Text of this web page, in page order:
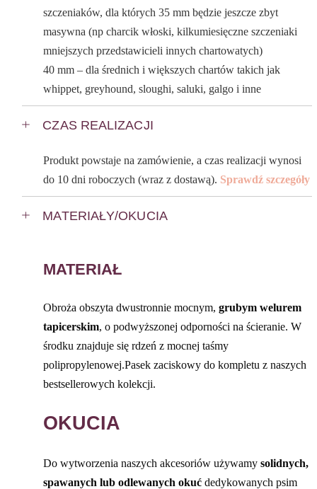
szczeniaków, dla których 35 mm będzie jeszcze zbyt
masywna (np charcik włoski, kilkumiesięczne szczeniaki
mniejszych przedstawicieli innych chartowatych)
40 mm – dla średnich i większych chartów takich jak
whippet, greyhound, sloughi, saluki, galgo i inne
CZAS REALIZACJI
Produkt powstaje na zamówienie, a czas realizacji wynosi
do 10 dni roboczych (wraz z dostawą). Sprawdź szczegóły
MATERIAŁY/OKUCIA
MATERIAŁ
Obroża obszyta dwustronnie mocnym, grubym welurem
tapicerskim, o podwyższonej odporności na ścieranie. W
środku znajduje się rdzeń z mocnej taśmy
polipropylenowej.Pasek zaciskowy do kompletu z naszych
bestsellerowych kolekcji.
OKUCIA
Do wytworzenia naszych akcesoriów używamysolidnych,
spawanych lub odlewanych okuć dedykowanych psim